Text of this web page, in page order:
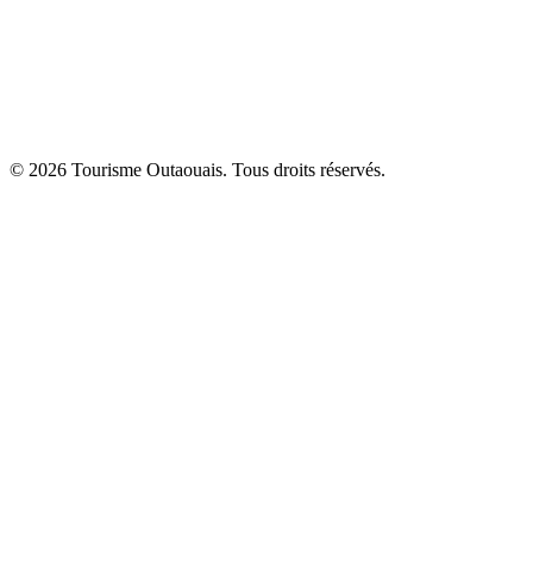
© 2026 Tourisme Outaouais. Tous droits réservés.